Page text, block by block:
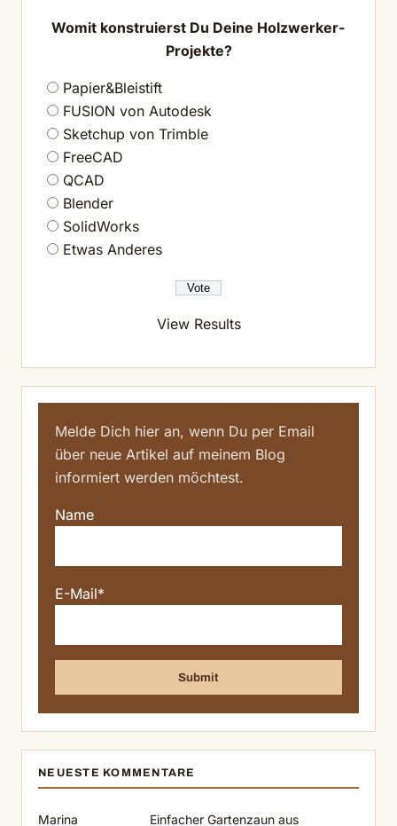
Womit konstruierst Du Deine Holzwerker-
Projekte?
Papier&Bleistift
FUSION von Autodesk
Sketchup von Trimble
FreeCAD
QCAD
Blender
SolidWorks
Etwas Anderes
View Results
Melde Dich hier an, wenn Du per Email
über neue Artikel auf meinem Blog
informiert werden möchtest.
Name
E-Mail*
NEUESTE KOMMENTARE
Marina Einfacher Gartenzaun aus